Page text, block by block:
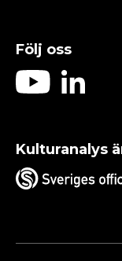
Följ oss
Kulturanalys